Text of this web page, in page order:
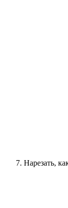
Нарезать,